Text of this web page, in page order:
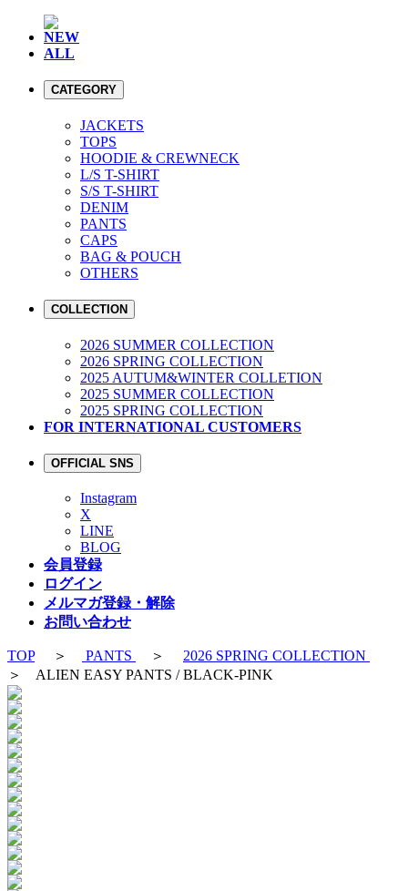
NEW
ALL
CATEGORY
JACKETS
TOPS
HOODIE & CREWNECK
L/S T-SHIRT
S/S T-SHIRT
DENIM
PANTS
CAPS
BAG & POUCH
OTHERS
COLLECTION
2026 SUMMER COLLECTION
2026 SPRING COLLECTION
2025 AUTUM&WINTER COLLETION
2025 SUMMER COLLECTION
2025 SPRING COLLECTION
FOR INTERNATIONAL CUSTOMERS
OFFICIAL SNS
Instagram
X
LINE
BLOG
会員登録
ログイン
メルマガ登録・解除
お問い合わせ
TOP＞ PANTS ＞ 2026 SPRING COLLECTION
＞ ALIEN EASY PANTS / BLACK-PINK